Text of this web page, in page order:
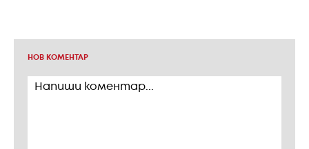
НОВ КОМЕНТАР